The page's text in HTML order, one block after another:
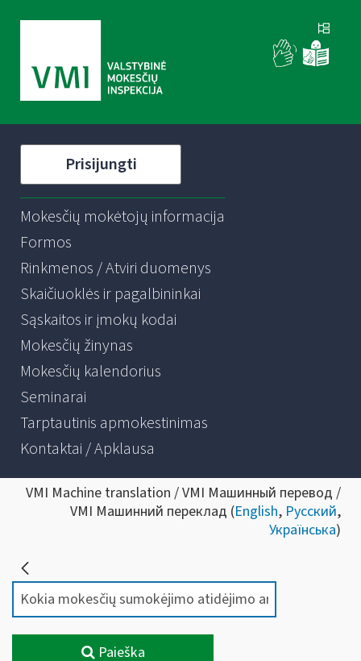
Prisijungti
Mokesčių mokėtojų informacija
Formos
Rinkmenos / Atviri duomenys
Skaičiuoklės ir pagalbininkai
Sąskaitos ir įmokų kodai
Mokesčių žinynas
Mokesčių kalendorius
Seminarai
Tarptautinis apmokestinimas
Kontaktai / Apklausa
VMI Machine translation / VMI Машинный перевод /
VMI Машинний переклад (English, Русский,
Українська)
Paieška